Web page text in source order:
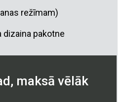
režīmam)
dizaina pakotne
maksā vēlāk